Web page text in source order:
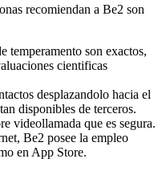
recomiendan a Be2 son
temperamento son exactos,
cientificas
desplazandolo hacia el
disponibles de terceros.
videollamada que es segura.
Be2 posee la empleo
en App Store.